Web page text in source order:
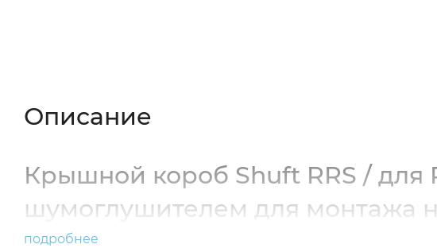
Описание
Крышной короб Shuft RRS / для
шумоглушителем для монтажа
подробнее